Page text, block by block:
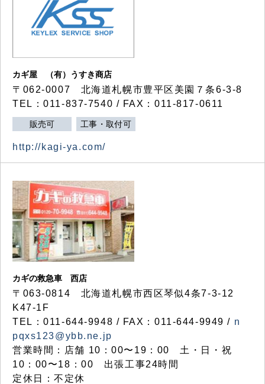
カギ屋 （有）うすき商店
〒062-0007 北海道札幌市豊平区美園７条6-3-8
TEL：011-837-7540 / FAX：011-817-0611
販売可 工事・取付可
http://kagi-ya.com/
カギの救急車 西店
〒063-0814 北海道札幌市西区琴似4条7-3-12
K47-1F
TEL：011-644-9948 / FAX：011-644-9949 / n
pqxs123@ybb.ne.jp
営業時間：店舗 10：00〜19：00 土・日・祝
10：00〜18：00 出張工事24時間
定休日：不定休